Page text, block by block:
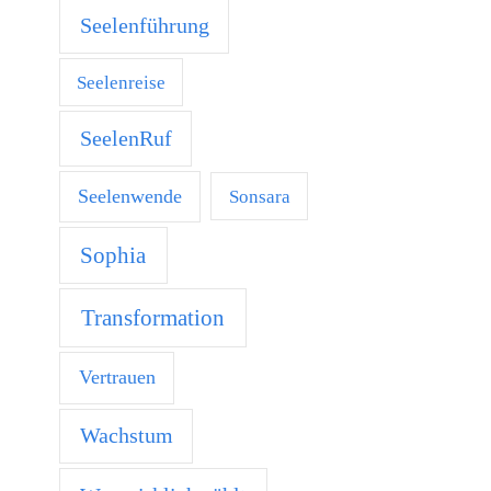
Seelenführung
Seelenreise
SeelenRuf
Seelenwende Sonsara
Sophia
Transformation
Vertrauen
Wachstum